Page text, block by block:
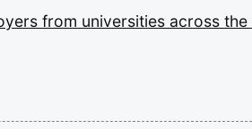
from universities across the